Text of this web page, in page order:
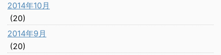
2014年10月
(20)
2014年9月
(20)